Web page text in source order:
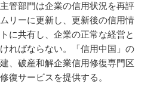
管部門は企業の信用状況を再評
リーに更新し、更新後の信用情
に共有し、企業の正常な経営と
ればならない。「信用中国」の
、破産和解企業信用修復専門区
復サービスを提供する。